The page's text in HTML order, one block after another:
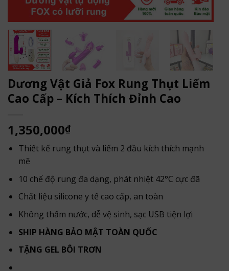
Dương Vật Giả Fox Rung Thụt Liếm
Cao Cấp – Kích Thích Đỉnh Cao
1,350,000₫
Thiết kế rung thụt và liếm 2 đầu kích thích mạnh
mẽ
10 chế độ rung đa dạng, phát nhiệt 42°C cực đã
Chất liệu silicone y tế cao cấp, an toàn
Không thấm nước, dễ vệ sinh, sạc USB tiện lợi
SHIP HÀNG BẢO MẬT TOÀN QUỐC
TẶNG GEL BÔI TRƠN